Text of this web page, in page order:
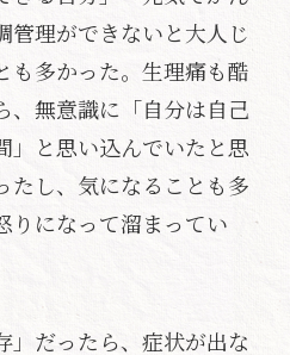
管理ができないと大人じ
も多かった。生理痛も酷
、無意識に「自分は自己
」と思い込んでいたと思
たし、気になることも多
りになって溜まってい
」だったら、症状が出な